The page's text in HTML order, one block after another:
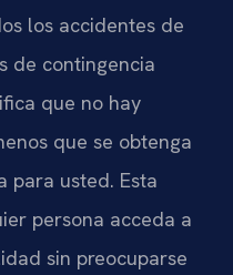
los accidentes de
de contingencia
que no hay
que se obtenga
para usted. Esta
persona acceda a
sin preocuparse